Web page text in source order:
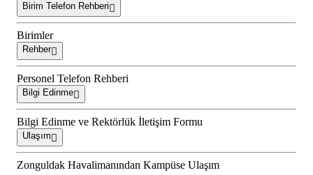
Birim Telefon Rehberi
Birimler
Rehber
Personel Telefon Rehberi
Bilgi Edinme
Bilgi Edinme ve Rektörlük İletişim Formu
Ulaşım
Zonguldak Havalimanından Kampüse Ulaşım